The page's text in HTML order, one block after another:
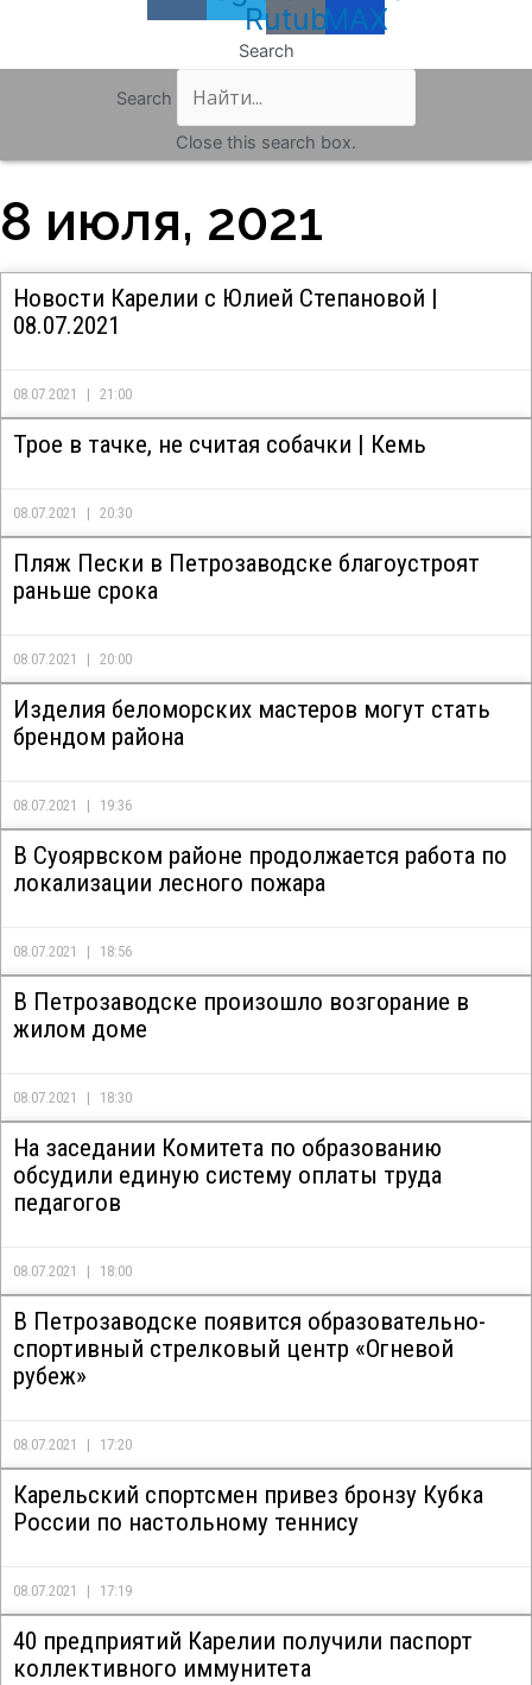
RutubeMAX
Search
Search
Close this search box.
8 июля, 2021
Новости Карелии с Юлией Степановой |
08.07.2021
08.07.2021 21:00
Трое в тачке, не считая собачки | Кемь
08.07.2021 20:30
Пляж Пески в Петрозаводске благоустроят
раньше срока
08.07.2021 20:00
Изделия беломорских мастеров могут стать
брендом района
08.07.2021 19:36
В Суоярвском районе продолжается работа по
локализации лесного пожара
08.07.2021 18:56
В Петрозаводске произошло возгорание в
жилом доме
08.07.2021 18:30
На заседании Комитета по образованию
обсудили единую систему оплаты труда
педагогов
08.07.2021 18:00
В Петрозаводске появится образовательно-
спортивный стрелковый центр «Огневой
рубеж»
08.07.2021 17:20
Карельский спортсмен привез бронзу Кубка
России по настольному теннису
08.07.2021 17:19
40 предприятий Карелии получили паспорт
коллективного иммунитета